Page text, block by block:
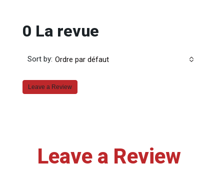
0 La revue
Sort by: Ordre par défaut
Leave a Review
Leave a Review